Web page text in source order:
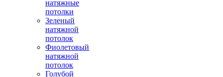
натяжные
потолки
Зеленый
натяжной
потолок
Фиолетовый
натяжной
потолок
Голубой